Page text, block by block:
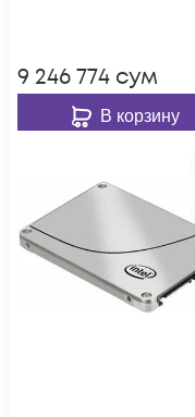
9 246 774 сум
В корзину